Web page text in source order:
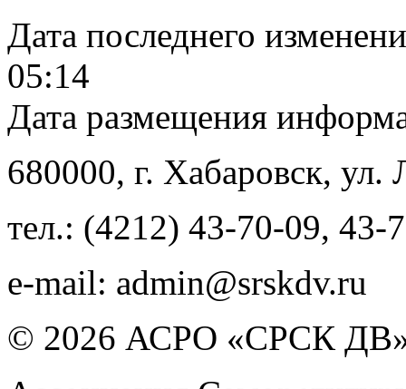
Дата последнего
05:14
Дата размещения
680000, г. Хабаровск, ул.
тел.: (4212) 43-70-09, 43-
e-mail: admin@srskdv.ru
© 2026 АСРО «СРСК